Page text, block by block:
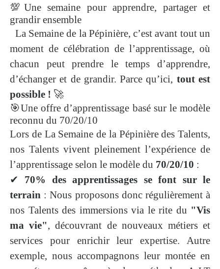
💯Une semaine pour apprendre, partager et
grandir ensemble
La Semaine de la Pépinière, c’est avant tout un
moment de célébration de l’apprentissage, où
chacun peut prendre le temps d’apprendre,
d’échanger et de grandir. Parce qu’ici, tout est
possible ! 🚀
🎯Une offre d’apprentissage basé sur le modèle
reconnu du 70/20/10
Lors de La Semaine de la Pépinière des Talents,
nos Talents vivent pleinement l’expérience de
l’apprentissage selon le modèle du 70/20/10 :
✔ 70% des apprentissages se font sur le
terrain : Nous proposons donc régulièrement à
nos Talents des immersions via le rite du "Vis
ma vie", découvrant de nouveaux métiers et
services pour enrichir leur expertise. Autre
exemple, nous accompagnons leur montée en